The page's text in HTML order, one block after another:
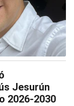
Jesurún
2026-2030